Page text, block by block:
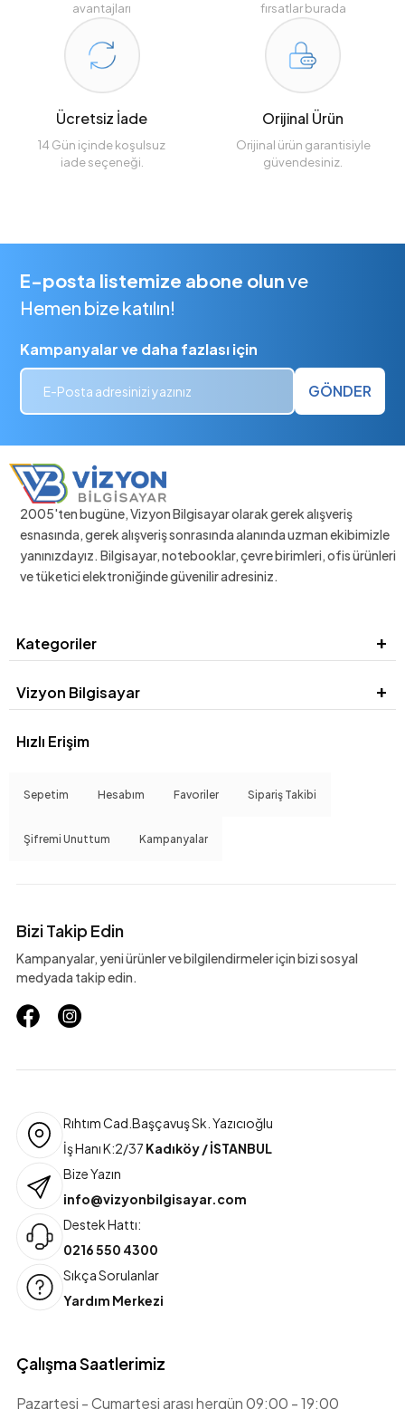
avantajları
fırsatlar burada
Ücretsiz İade
14 Gün içinde koşulsuz
iade seçeneği.
Orijinal Ürün
Orijinal ürün garantisiyle
güvendesiniz.
E-posta listemize abone olunve
Hemen bize katılın!
Kampanyalar ve daha fazlası için
GÖNDER
2005'ten bugüne, Vizyon Bilgisayar olarak gerek alışveriş
esnasında, gerek alışveriş sonrasında alanında uzman ekibimizle
yanınızdayız. Bilgisayar, notebooklar, çevre birimleri, ofis ürünleri
ve tüketici elektroniğinde güvenilir adresiniz.
Kategoriler
Vizyon Bilgisayar
Hızlı Erişim
Sepetim Hesabım Favoriler Sipariş Takibi
Şifremi Unuttum Kampanyalar
Bizi Takip Edin
Kampanyalar, yeni ürünler ve bilgilendirmeler için bizi sosyal
medyada takip edin.
Rıhtım Cad.Başçavuş Sk. Yazıcıoğlu
İş Hanı K:2/37 Kadıköy / İSTANBUL
Bize Yazın
info@vizyonbilgisayar.com
Destek Hattı:
0216 550 4300
Sıkça Sorulanlar
Yardım Merkezi
Çalışma Saatlerimiz
Pazartesi - Cumartesi arası hergün 09:00 - 19:00